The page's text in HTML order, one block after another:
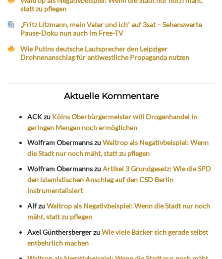
statt zu pflegen
„Fritz Litzmann, mein Vater und ich“ auf 3sat – Sehenswerte
Pause-Doku nun auch im Free-TV
Wie Putins deutsche Lautsprecher den Leipziger
Drohnenanschlag für antiwestliche Propaganda nutzen
Aktuelle Kommentare
ACKzu Kölns Oberbürgermeister will Drogenhandel in
geringen Mengen noch ermöglichen
Wolfram ObermannszuWaltrop als Negativbeispiel: Wenn
die Stadt nur noch mäht, statt zu pflegen
Wolfram ObermannszuArtikel 3 Grundgesetz: Wie die SPD
den islamistischen Anschlag auf den CSD Berlin
instrumentalisiert
AlfzuWaltrop als Negativbeispiel: Wenn die Stadt nur noch
mäht, statt zu pflegen
Axel GünthersbergerzuWie viele Bäcker sich gerade selbst
entbehrlich machen